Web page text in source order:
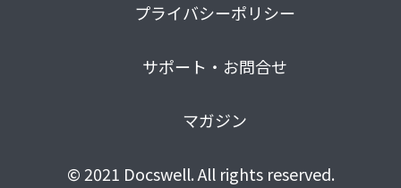
プライバシーポリシー
サポート・お問合せ
マガジン
© 2021 Docswell. All rights reserved.